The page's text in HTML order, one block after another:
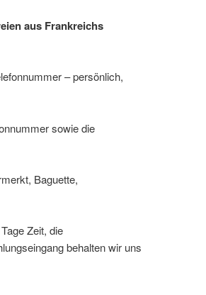
aus Frankreichs
– persönlich,
sowie die
Baguette,
Zeit, die
behalten wir uns